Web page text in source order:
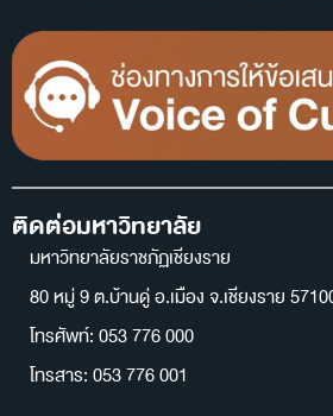
ติดต่อมหาวิทยาลัย
มหาวิทยาลัยราชภัฏเชียงราย
80 หมู่ 9 ต.บ้านดู่ อ.เมือง จ.เชียงราย
โทรศัพท์: 053 776 000
โทรสาร: 053 776 001